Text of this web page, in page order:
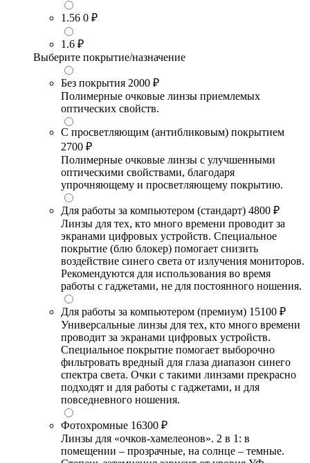
1.56 0 ₽
1.6 ₽
Выберите покрытие/назначение
Без покрытия 2000 ₽
Полимерные очковые линзы приемлемых
оптических свойств.
С просветляющим (антибликовым) покрытием
2700 ₽
Полимерные очковые линзы с улучшенными
оптическими свойствами, благодаря
упрочняющему и просветляющему покрытию.
Для работы за компьютером (стандарт) 4800 ₽
Линзы для тех, кто много времени проводит за
экранами цифровых устройств. Специальное
покрытие (блю блокер) помогает снизить
воздействие синего света от излучения мониторов.
Рекомендуются для использования во время
работы с гаджетами, не для постоянного ношения.
Для работы за компьютером (премиум) 15100 ₽
Универсальные линзы для тех, кто много времени
проводит за экранами цифровых устройств.
Специальное покрытие помогает выборочно
фильтровать вредный для глаза диапазон синего
спектра света. Очки с такими линзами прекрасно
подходят и для работы с гаджетами, и для
повседневного ношения.
Фотохромные 16300 ₽
Линзы для «очков-хамелеонов». 2 в 1: в
помещении – прозрачные, на солнце – темные.